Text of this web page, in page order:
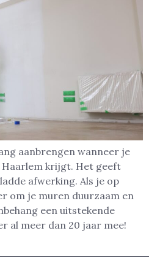
aanbrengen wanneer je
Haarlem krijgt. Het geeft
afwerking. Als je op
om je muren duurzaam en
een uitstekende
al meer dan 20 jaar mee!